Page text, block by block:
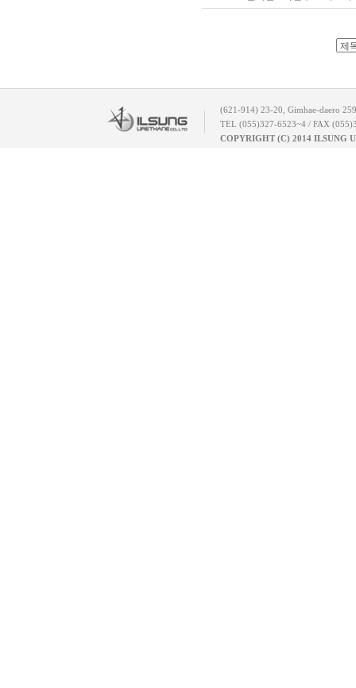
(621-914) 23-20, Gimhae-daero
TEL (055)327-6523~4 / FAX
COPYRIGHT (C) 2014 ILSUNG